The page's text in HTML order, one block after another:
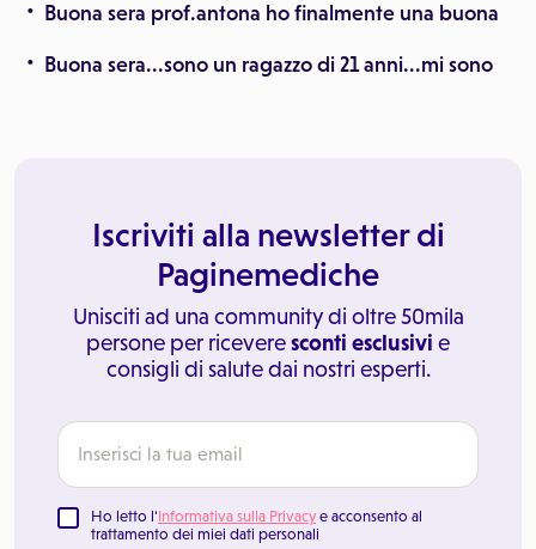
Buona sera prof.antona ho finalmente una buona
Buona sera...sono un ragazzo di 21 anni...mi sono
Iscriviti alla newsletter di
Paginemediche
Unisciti ad una community di oltre 50mila
persone per riceveresconti esclusivi e
consigli di salute dai nostri esperti.
Ho letto l'Informativa sulla Privacy e acconsento al
trattamento dei miei dati personali